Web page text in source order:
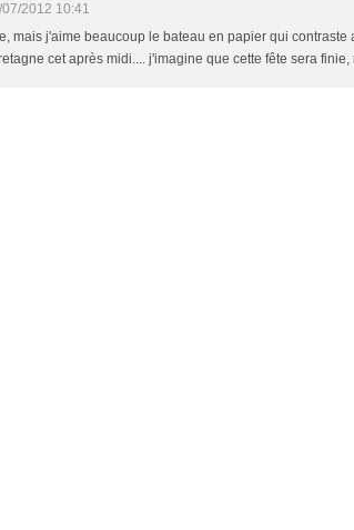
2012 10:41
mais j'aime beaucoup le bateau en papier qui contraste
cet après midi.... j'imagine que cette fête sera